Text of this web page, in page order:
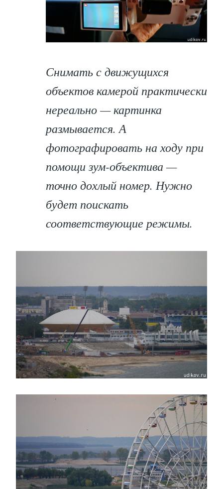
Снимать с движущихся
объектов камерой практически
нереально — картинка
размывается. А
фотографировать на ходу при
помощи зум-объектива —
точно дохлый номер. Нужно
будет поискать
соответствующие режимы.